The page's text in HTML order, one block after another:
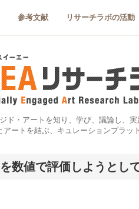
参考文献 リサーチラボの活動
ド・アートを知り、学び、議論し、
アートを結ぶ、キュレーションプラッ
数値で評価しようとし